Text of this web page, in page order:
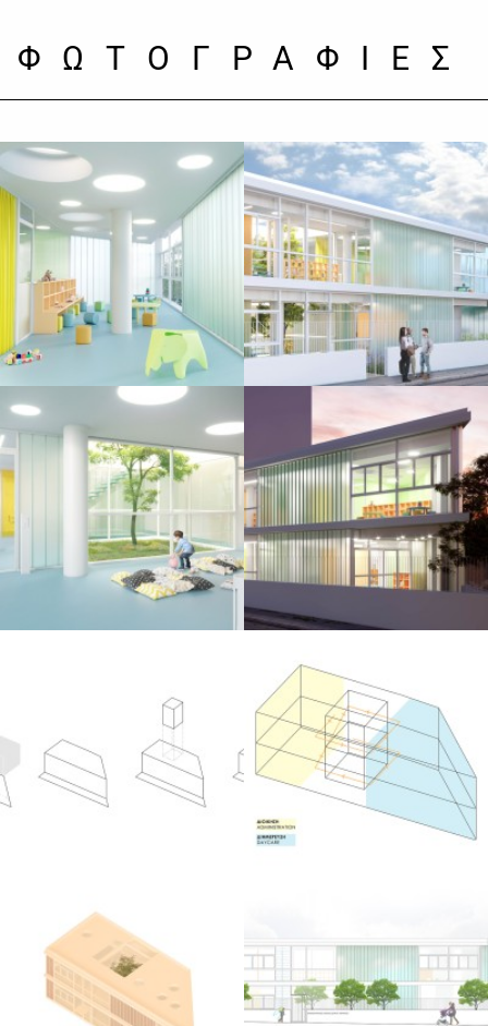
ΦΩΤΟΓΡΑΦΙΕΣ